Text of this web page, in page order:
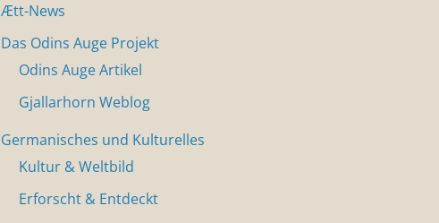
Ætt-News
Das Odins Auge Projekt
Odins Auge Artikel
Gjallarhorn Weblog
Germanisches und Kulturelles
Kultur & Weltbild
Erforscht & Entdeckt